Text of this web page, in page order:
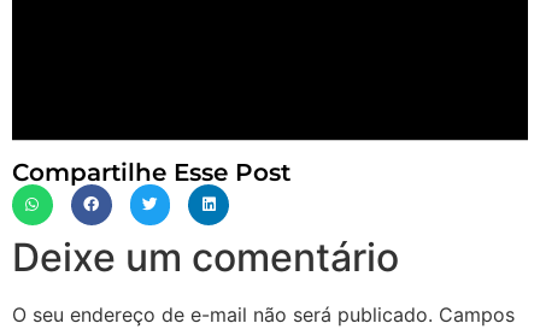
Compartilhe Esse Post
Deixe um comentário
O seu endereço de e-mail não será publicado. Campos